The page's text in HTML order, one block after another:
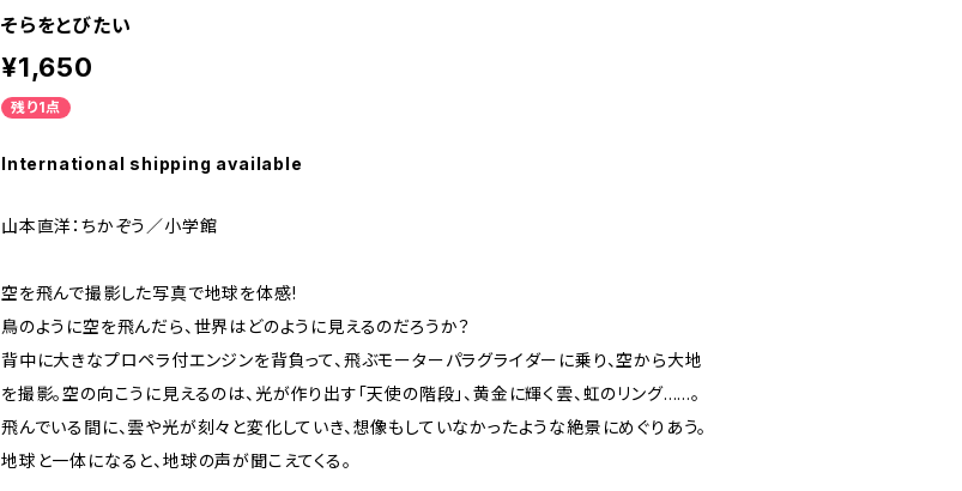
そらをとびたい
¥1,650
残り1点
International shipping available
山本直洋：ちかぞう／小学館
空を飛んで撮影した写真で地球を体感!
鳥のように空を飛んだら、世界はどのように見えるのだろうか？
背中に大きなプロペラ付エンジンを背負って、飛ぶモーターパラグライダーに乗り、空から大地
を撮影。空の向こうに見えるのは、光が作り出す「天使の階段」、黄金に輝く雲、虹のリング……。
飛んでいる間に、雲や光が刻々と変化していき、想像もしていなかったような絶景にめぐりあう。
地球と一体になると、地球の声が聞こえてくる。